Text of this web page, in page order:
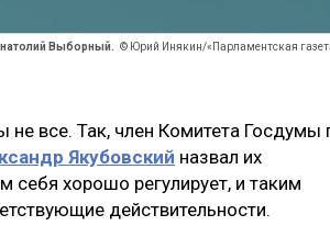
Выборный. © Юрий Инякин/«Парламентская
все. Так, член Комитета Госдумы
Якубовский назвал их
хорошо регулирует, и таким
действительности.